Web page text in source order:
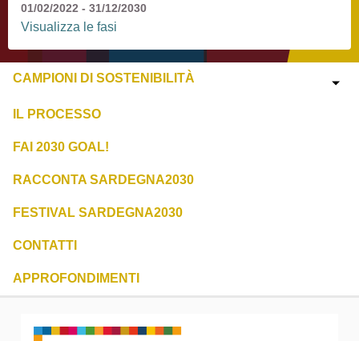
01/02/2022 - 31/12/2030
Visualizza le fasi
CAMPIONI DI SOSTENIBILITÀ
IL PROCESSO
FAI 2030 GOAL!
RACCONTA SARDEGNA2030
FESTIVAL SARDEGNA2030
CONTATTI
APPROFONDIMENTI